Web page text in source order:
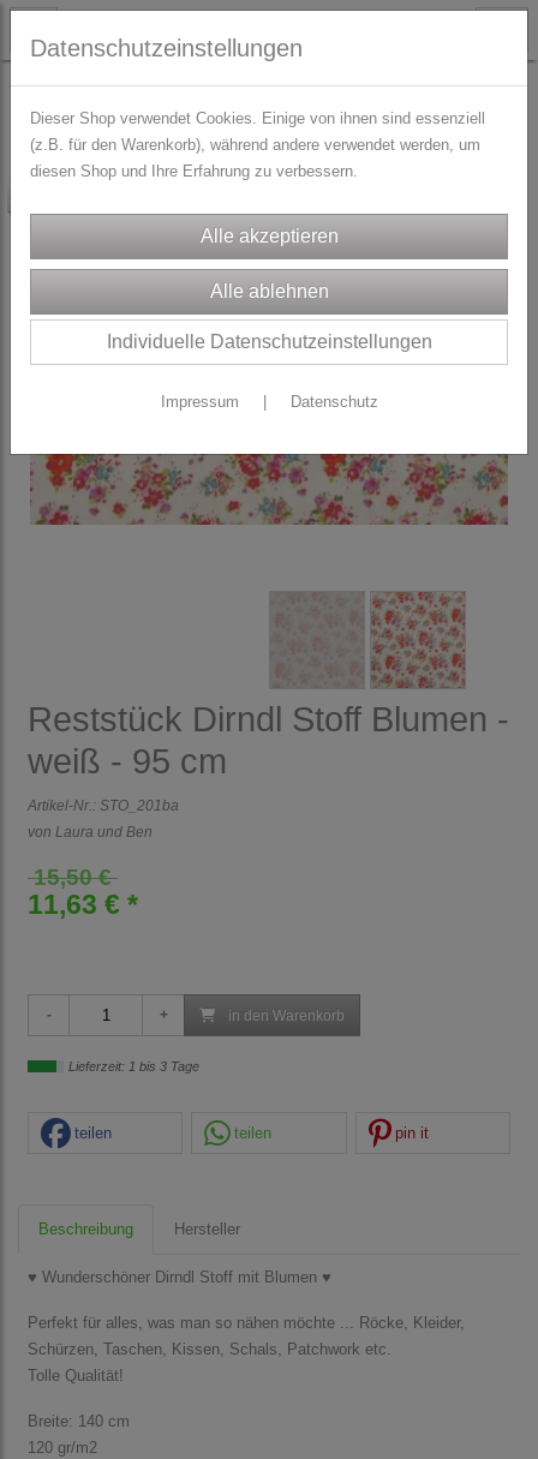
STOFFE % SALE % RESTSTÜCKE
Reststück Dirndl Stoff Blumen -
weiß - 95 cm
Artikel-Nr.: STO_201ba
von Laura und Ben
15,50 €
11,63 € *
in den Warenkorb
Lieferzeit: 1 bis 3 Tage
teilen teilen pin it
Beschreibung Hersteller
♥ Wunderschöner Dirndl Stoff mit Blumen ♥
Perfekt für alles, was man so nähen möchte ... Röcke, Kleider,
Schürzen, Taschen, Kissen, Schals, Patchwork etc.
Tolle Qualität!
Breite: 140 cm
120 gr/m2
Datenschutzeinstellungen
Dieser Shop verwendet Cookies. Einige von ihnen sind essenziell
(z.B. für den Warenkorb), während andere verwendet werden, um
diesen Shop und Ihre Erfahrung zu verbessern.
Individuelle Datenschutzeinstellungen
Impressum Datenschutz